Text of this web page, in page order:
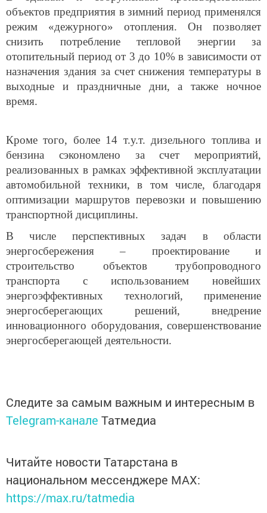
объектов предприятия в зимний период применялся
режим «дежурного» отопления. Он позволяет
снизить потребление тепловой энергии за
отопительный период от 3 до 10% в зависимости от
назначения здания за счет снижения температуры в
выходные и праздничные дни, а также ночное
время.
Кроме того, более 14 т.у.т. дизельного топлива и
бензина сэкономлено за счет мероприятий,
реализованных в рамках эффективной эксплуатации
автомобильной техники, в том числе, благодаря
оптимизации маршрутов перевозки и повышению
транспортной дисциплины.
В числе перспективных задач в области
энергосбережения – проектирование и
строительство объектов трубопроводного
транспорта с использованием новейших
энергоэффективных технологий, применение
энергосберегающих решений, внедрение
инновационного оборудования, совершенствование
энергосберегающей деятельности.
Следите за самым важным и интересным в
Telegram-канале Татмедиа
Читайте новости Татарстана в
национальном мессенджере MАХ:
https://max.ru/tatmedia